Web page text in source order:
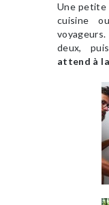
Une petite
cuisine
deux,
attend à